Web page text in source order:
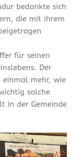
bedankte sich
die mit ihrem
für seinen
Der
einmal mehr, wie
solche
in der Gemeinde